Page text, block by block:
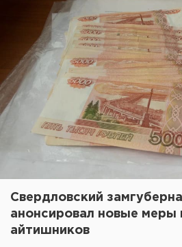
Свердловский
анонсировал новые
айтишников